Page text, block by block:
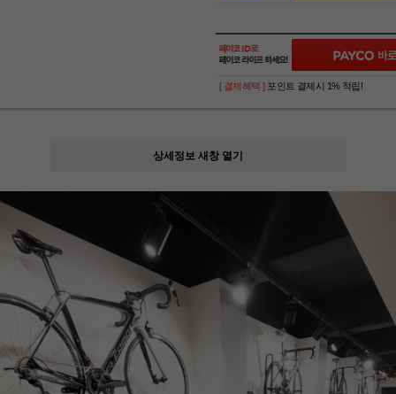
[ 결제혜택 ] 포인트 결제시 1% 적립!
상세정보 새창 열기